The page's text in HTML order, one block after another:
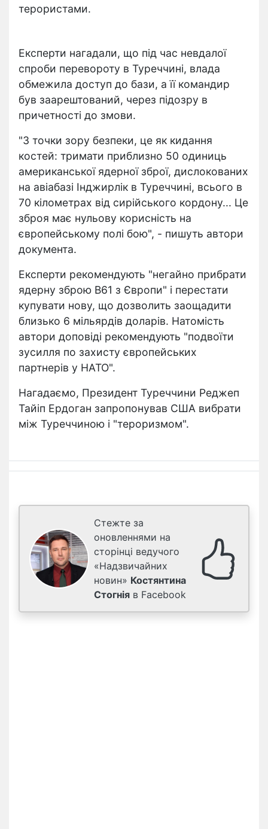
терористами.
Експерти нагадали, що під час невдалої
спроби перевороту в Туреччині, влада
обмежила доступ до бази, а її командир
був заарештований, через підозру в
причетності до змови.
"З точки зору безпеки, це як кидання
костей: тримати приблизно 50 одиниць
американської ядерної зброї, дислокованих
на авіабазі Інджирлік в Туреччині, всього в
70 кілометрах від сирійського кордону... Це
зброя має нульову корисність на
європейському полі бою", - пишуть автори
документа.
Експерти рекомендують "негайно прибрати
ядерну зброю B61 з Європи" і перестати
купувати нову, що дозволить заощадити
близько 6 мільярдів доларів. Натомість
автори доповіді рекомендують "подвоїти
зусилля по захисту європейських
партнерів у НАТО".
Нагадаємо, Президент Туреччини Реджеп
Тайіп Ердоган запропонував США вибрати
між Туреччиною і "тероризмом".
Стежте за
оновленнями на
сторінці ведучого
«Надзвичайних
новин» Костянтина
Стогнія в Facebook